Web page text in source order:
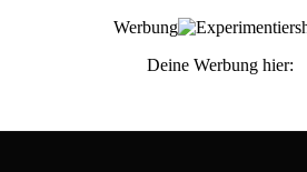
Werbung
Deine Werbung hier: